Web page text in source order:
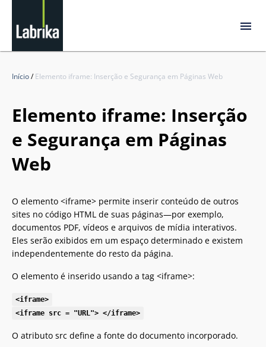
Início/Elemento iframe: Inserção e Segurança em Páginas Web
Elemento iframe: Inserção
e Segurança em Páginas
Web
O elemento <iframe> permite inserir conteúdo de outros
sites no código HTML de suas páginas—por exemplo,
documentos PDF, vídeos e arquivos de mídia interativos.
Eles serão exibidos em um espaço determinado e existem
independentemente do resto da página.
O elemento é inserido usando a tag <iframe>:
<iframe>
<iframe src = "URL"> </iframe>
O atributo src define a fonte do documento incorporado.